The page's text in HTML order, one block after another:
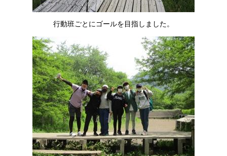
行動班ごとにゴールを目指しました。